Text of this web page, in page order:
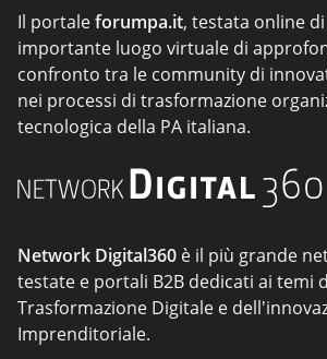
Il portaleforumpa.it, testata online di
importante luogo virtuale di
confronto tra le community di
nei processi di trasformazione
tecnologica della PA italiana.
Network Digital360 è il più grande
testate e portali B2B dedicati ai temi
Trasformazione Digitale e
Imprenditoriale.